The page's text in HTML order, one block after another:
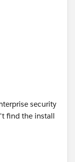
security
find the install